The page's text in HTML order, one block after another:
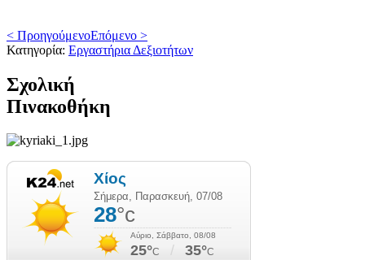
< ΠροηγούμενοΕπόμενο >
Κατηγορία: Εργαστήρια Δεξιοτήτων
Σχολική
Πινακοθήκη